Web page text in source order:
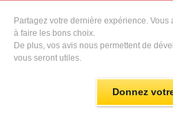
Partagez votre dernière expérience.
à faire les bons choix.
De plus, vos avis nous permettent de
vous seront utiles.
Donnez